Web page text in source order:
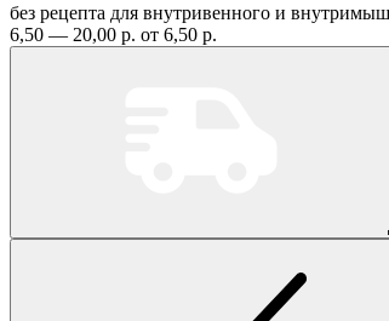
без рецепта для внутривенного и
6,50 — 20,00 р. от 6,50 р.